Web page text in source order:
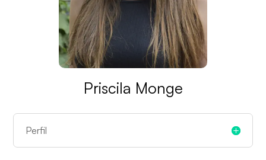
Priscila Monge
Perfil